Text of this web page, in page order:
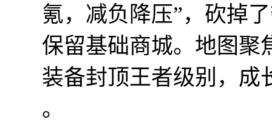
氪，减负降压”，砍掉
保留基础商城。地图聚
装备封顶王者级别，成
。